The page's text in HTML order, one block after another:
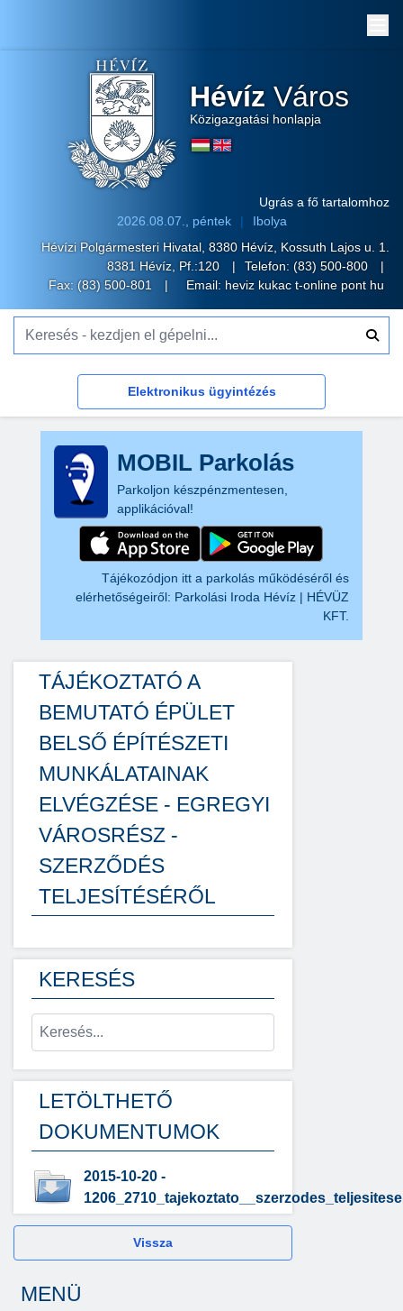
Hévíz Város
Közigazgatási honlapja
Ugrás a fő tartalomhoz
2026.08.07., péntek
Ibolya
Hévízi Polgármesteri Hivatal, 8380 Hévíz, Kossuth Lajos u. 1.
8381 Hévíz, Pf.:120
Telefon: (83) 500-800
Fax: (83) 500-801
Email: heviz kukac t-online pont hu
Elektronikus ügyintézés
MOBIL Parkolás
Parkoljon készpénzmentesen,
applikációval!
Tájékozódjon itt a parkolás működéséről és
elérhetőségeiről: Parkolási Iroda Hévíz | HÉVÜZ
KFT.
TÁJÉKOZTATÓ A
BEMUTATÓ ÉPÜLET
BELSŐ ÉPÍTÉSZETI
MUNKÁLATAINAK
ELVÉGZÉSE - EGREGYI
VÁROSRÉSZ -
SZERZŐDÉS
TELJESÍTÉSÉRŐL
KERESÉS
LETÖLTHETŐ
DOKUMENTUMOK
2015-10-20 -
Vissza
MENÜ